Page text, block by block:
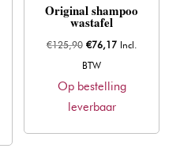
Original shampoo
wastafel
€125,90 Oorspronkelijke
prijs
was:
€125,90.
€76,17Huidige
is:
€76,17.
Incl.
BTW
Op bestelling
leverbaar